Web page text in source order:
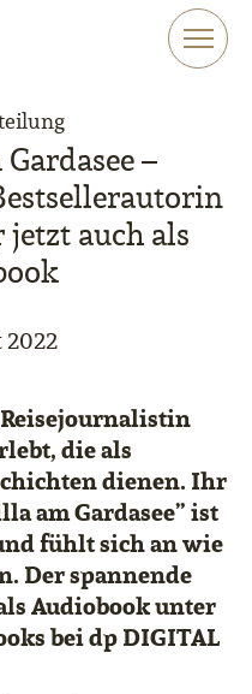
–
jetzt auch als
2022
die als
dienen. Ihr
am Gardasee” ist
fühlt sich an wie
Der spannende
Audiobook unter
bei dp DIGITAL